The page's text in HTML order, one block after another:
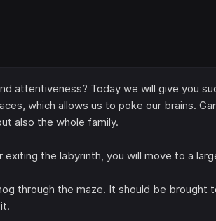
attentiveness? Today we will give you
which allows us to poke our brains.
also the whole family.
the labyrinth, you will move to a
through the maze. It should be brought